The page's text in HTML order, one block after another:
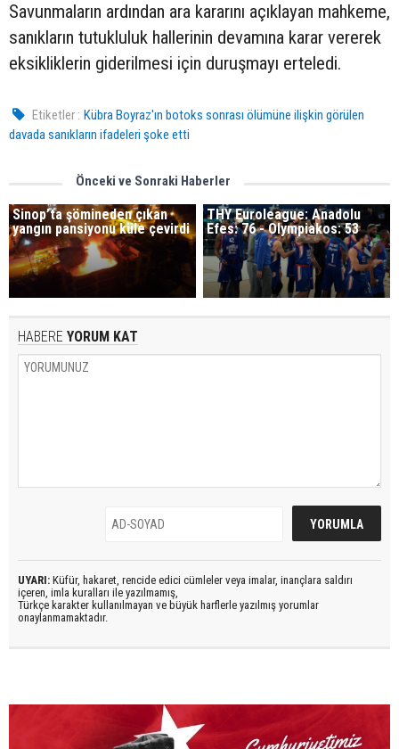
Savunmaların ardından ara kararını açıklayan mahkeme,
sanıkların tutukluluk hallerinin devamına karar vererek
eksikliklerin giderilmesi için duruşmayı erteledi.
Etiketler : Kübra Boyraz'ın botoks sonrası ölümüne ilişkin görülen
davada sanıkların ifadeleri şoke etti
Önceki ve Sonraki Haberler
Sinop’ta şömineden çıkan
yangın pansiyonu küle çevirdi
THY Euroleague: Anadolu
Efes: 76 - Olympiakos: 53
HABERE YORUM KAT
UYARI: Küfür, hakaret, rencide edici cümleler veya imalar, inançlara saldırı
içeren, imla kuralları ile yazılmamış,
Türkçe karakter kullanılmayan ve büyük harflerle yazılmış yorumlar
onaylanmamaktadır.